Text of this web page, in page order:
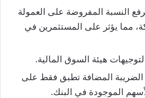
النسبة المفروضة على العمولة
مما يؤثر على المستثمرين في
لتوجيهات هيئة السوق المالية.
الضريبة المضافة تطبق فقط على
الموجودة في البنك.